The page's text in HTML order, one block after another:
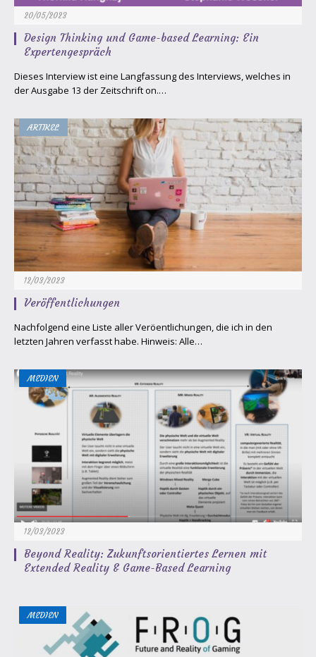
20/05/2023
Design Thinking und Game-based Learning: Ein
Expertengespräch
Dieses Interview ist eine Langfassung des Interviews, welches in
der Ausgabe 13 der Zeitschrift on.…
ARTIKEL
12/03/2023
Veröffentlichungen
Nachfolgend eine Liste aller Veröffentlichungen, die ich in den
letzten Jahren verfasst habe. Hinweis: Alle…
MEDIEN
12/03/2023
Beyond Reality: Zukunftsorientiertes Lernen mit
Extended Reality & Game-Based Learning
MEDIEN